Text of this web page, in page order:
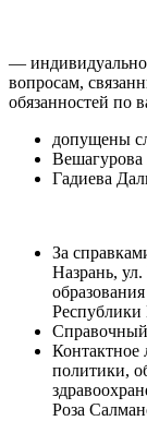
—
вопросам,
обязанностей по
допущены
Гадиева
За
Назрань,
Справочный
Контактное
политики,
Роза